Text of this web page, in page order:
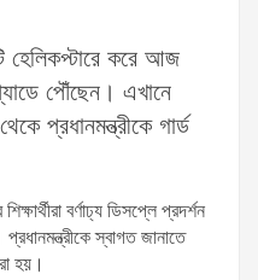
হেলিকপ্টারে করে আজ
পৌঁছেন। এখানে
প্রধানমন্ত্রীকে গার্ড
বর্ণাঢ্য ডিসপ্লে প্রদর্শন
স্বাগত জানাতে
হয়।